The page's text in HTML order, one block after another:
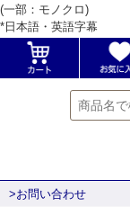
(一部：モノクロ)
*日本語・英語字幕
>お問い合わせ